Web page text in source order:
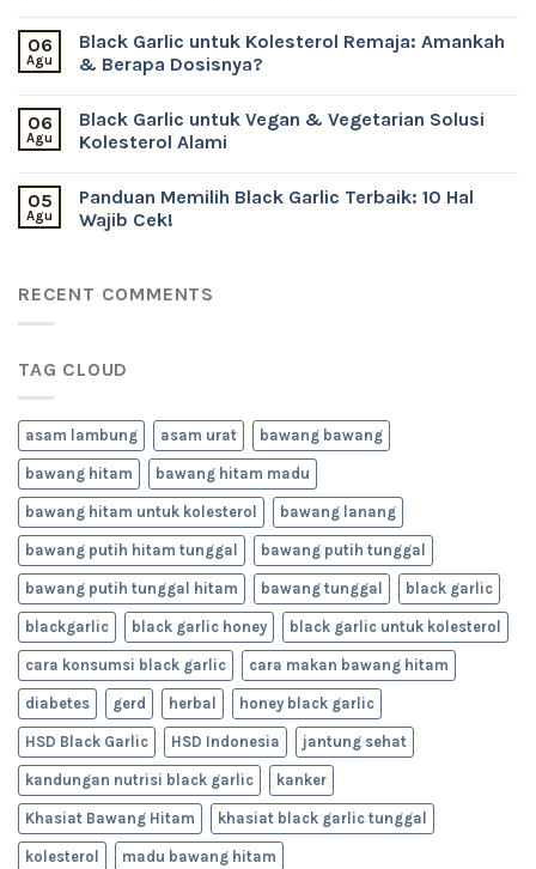
06
Agu
Black Garlic untuk Kolesterol Remaja: Amankah
& Berapa Dosisnya?
06
Agu
Black Garlic untuk Vegan & Vegetarian Solusi
Kolesterol Alami
05
Agu
Panduan Memilih Black Garlic Terbaik: 10 Hal
Wajib Cek!
RECENT COMMENTS
TAG CLOUD
asam lambung asam urat bawang bawang
bawang hitam bawang hitam madu
bawang hitam untuk kolesterol bawang lanang
bawang putih hitam tunggal bawang putih tunggal
bawang putih tunggal hitam bawang tunggal black garlic
blackgarlic black garlic honey black garlic untuk kolesterol
cara konsumsi black garlic cara makan bawang hitam
diabetes gerd herbal honey black garlic
HSD Black Garlic HSD Indonesia jantung sehat
kandungan nutrisi black garlic kanker
Khasiat Bawang Hitam khasiat black garlic tunggal
kolesterol madu bawang hitam